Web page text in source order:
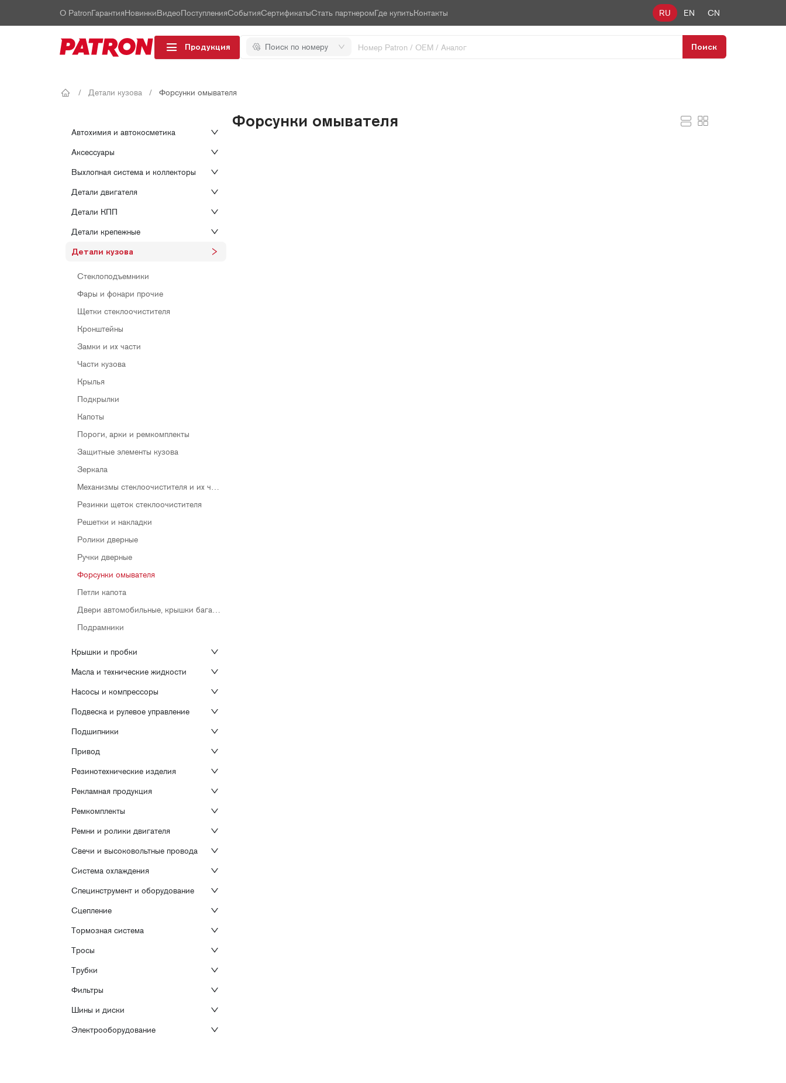
О PatronГарантияНовинкиВидеоПоступленияСобытияСертификатыСтать партнеромГде купитьКонтакты RU EN CN
Продукция Поиск по номеру Поиск
/ Детали кузова / Форсунки омывателя
Автохимия и автокосметика
Аксессуары
Выхлопная система и коллекторы
Детали двигателя
Детали КПП
Детали крепежные
Детали кузова
Стеклоподъемники
Фары и фонари прочие
Щетки стеклоочистителя
Кронштейны
Замки и их части
Части кузова
Крылья
Подкрылки
Капоты
Пороги, арки и ремкомплекты
Защитные элементы кузова
Зеркала
Механизмы стеклоочистителя и их части
Резинки щеток стеклоочистителя
Решетки и накладки
Ролики дверные
Ручки дверные
Форсунки омывателя
Петли капота
Двери автомобильные, крышки багажника
Подрамники
Крышки и пробки
Масла и технические жидкости
Насосы и компрессоры
Подвеска и рулевое управление
Подшипники
Привод
Резинотехнические изделия
Рекламная продукция
Ремкомплекты
Ремни и ролики двигателя
Свечи и высоковольтные провода
Система охлаждения
Специнструмент и оборудование
Сцепление
Тормозная система
Тросы
Трубки
Фильтры
Шины и диски
Электрооборудование
Форсунки омывателя